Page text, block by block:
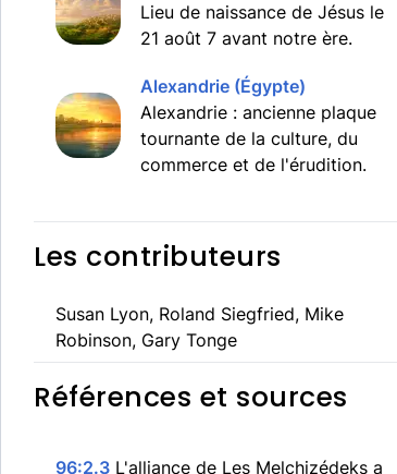
Lieu de naissance de Jésus le
21 août 7 avant notre ère.
Alexandrie (Égypte)
Alexandrie : ancienne plaque
tournante de la culture, du
commerce et de l'érudition.
Les contributeurs
Susan Lyon, Roland Siegfried, Mike
Robinson, Gary Tonge
Références et sources
96:2.3 L'alliance de Les Melchizédeks a